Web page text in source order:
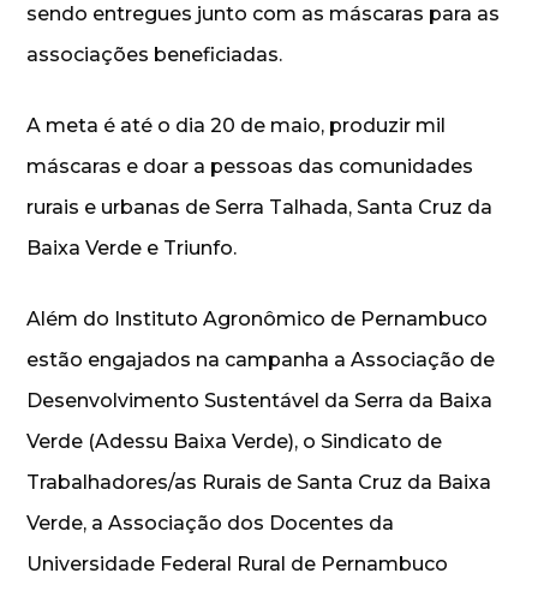
sendo entregues junto com as máscaras para as
associações beneficiadas.
A meta é até o dia 20 de maio, produzir mil
máscaras e doar a pessoas das comunidades
rurais e urbanas de Serra Talhada, Santa Cruz da
Baixa Verde e Triunfo.
Além do Instituto Agronômico de Pernambuco
estão engajados na campanha a Associação de
Desenvolvimento Sustentável da Serra da Baixa
Verde (Adessu Baixa Verde), o Sindicato de
Trabalhadores/as Rurais de Santa Cruz da Baixa
Verde, a Associação dos Docentes da
Universidade Federal Rural de Pernambuco